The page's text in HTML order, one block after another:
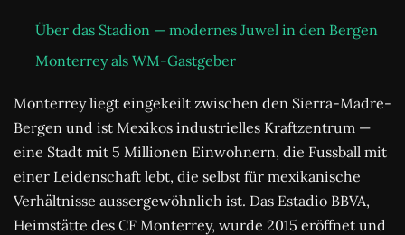
Über das Stadion — modernes Juwel in den Bergen
Monterrey als WM-Gastgeber
Monterrey liegt eingekeilt zwischen den Sierra-Madre-
Bergen und ist Mexikos industrielles Kraftzentrum —
eine Stadt mit 5 Millionen Einwohnern, die Fussball mit
einer Leidenschaft lebt, die selbst für mexikanische
Verhältnisse aussergewöhnlich ist. Das Estadio BBVA,
Heimstätte des CF Monterrey, wurde 2015 eröffnet und